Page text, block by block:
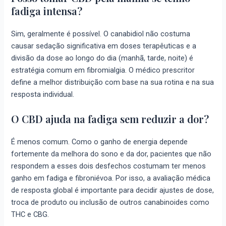
fadiga intensa?
Sim, geralmente é possível. O canabidiol não costuma
causar sedação significativa em doses terapêuticas e a
divisão da dose ao longo do dia (manhã, tarde, noite) é
estratégia comum em fibromialgia. O médico prescritor
define a melhor distribuição com base na sua rotina e na sua
resposta individual.
O CBD ajuda na fadiga sem reduzir a dor?
É menos comum. Como o ganho de energia depende
fortemente da melhora do sono e da dor, pacientes que não
respondem a esses dois desfechos costumam ter menos
ganho em fadiga e fibroniévoa. Por isso, a avaliação médica
de resposta global é importante para decidir ajustes de dose,
troca de produto ou inclusão de outros canabinoides como
THC e CBG.